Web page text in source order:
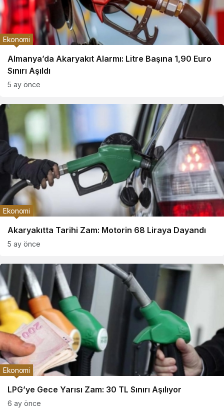
Almanya’da Akaryakıt Alarmı: Litre Başına 1,90 Euro
Sınırı Aşıldı
Ekonomi
5 ay önce
Akaryakıtta Tarihi Zam: Motorin 68 Liraya Dayandı
Ekonomi
5 ay önce
LPG’ye Gece Yarısı Zam: 30 TL Sınırı Aşılıyor
Ekonomi
6 ay önce